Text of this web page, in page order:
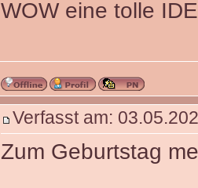
WOW eine tolle
Verfasst am:
Zum Geburtstag